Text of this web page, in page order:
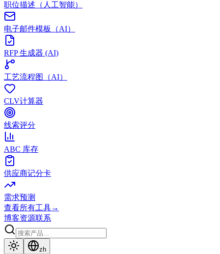
职位描述（人工智能）
电子邮件模板（AI）
RFP 生成器 (AI)
工艺流程图（AI）
CLV计算器
线索评分
ABC 库存
供应商记分卡
需求预测
查看所有工具→
博客资源联系
zh